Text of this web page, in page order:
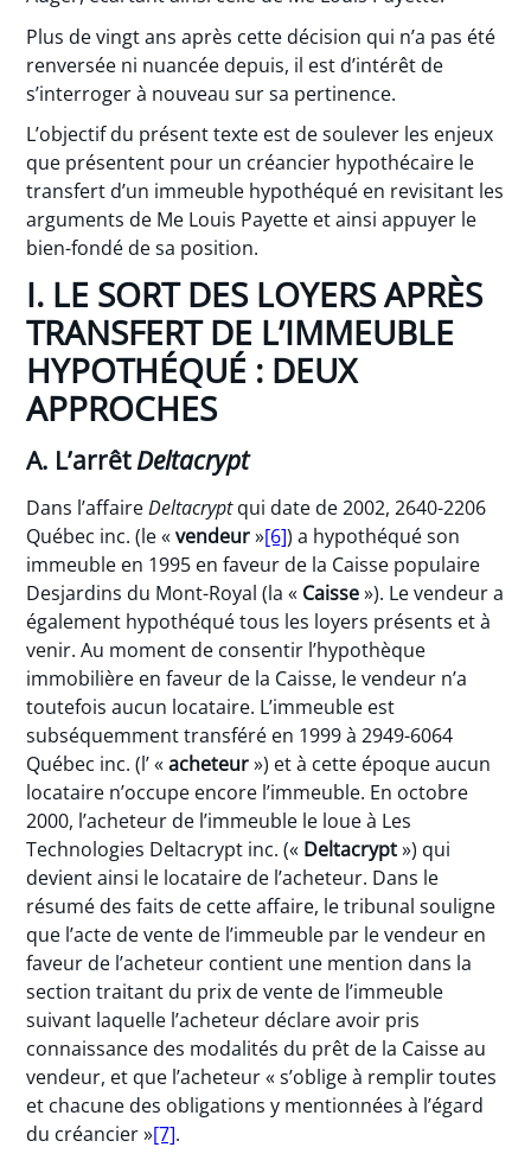
Plus de vingt ans après cette décision qui n’a pas été
renversée ni nuancée depuis, il est d’intérêt de
s’interroger à nouveau sur sa pertinence.
L’objectif du présent texte est de soulever les enjeux
que présentent pour un créancier hypothécaire le
transfert d’un immeuble hypothéqué en revisitant les
arguments de Me Louis Payette et ainsi appuyer le
bien-fondé de sa position.
I. LE SORT DES LOYERS APRÈS
TRANSFERT DE L’IMMEUBLE
HYPOTHÉQUÉ : DEUX
APPROCHES
A. L’arrêtDeltacrypt
Dans l’affaireDeltacryptqui date de 2002, 2640-2206
Québec inc. (le «vendeur»[6]) a hypothéqué son
immeuble en 1995 en faveur de la Caisse populaire
Desjardins du Mont-Royal (la « Caisse»). Le vendeur a
également hypothéqué tous les loyers présents et à
venir. Au moment de consentir l’hypothèque
immobilière en faveur de la Caisse, le vendeur n’a
toutefois aucun locataire. L’immeuble est
subséquemment transféré en 1999 à 2949-6064
Québec inc. (l’ «acheteur») et à cette époque aucun
locataire n’occupe encore l’immeuble. En octobre
2000, l’acheteur de l’immeuble le loue à Les
Technologies Deltacrypt inc. (« Deltacrypt») qui
devient ainsi le locataire de l’acheteur. Dans le
résumé des faits de cette affaire, le tribunal souligne
que l’acte de vente de l’immeuble par le vendeur en
faveur de l’acheteur contient une mention dans la
section traitant du prix de vente de l’immeuble
suivant laquelle l’acheteur déclare avoir pris
connaissance des modalités du prêt de la Caisse au
vendeur, et que l’acheteur « s’oblige à remplir toutes
et chacune des obligations y mentionnées à l’égard
du créancier »[7].